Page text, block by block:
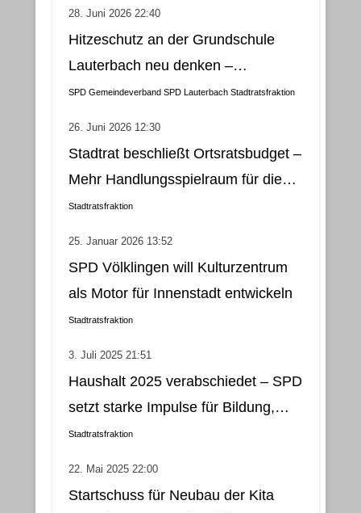
28. Juni 2026 22:40
Hitzeschutz an der Grundschule
Lauterbach neu denken –
Klimatisierung als wirtschaftliche
SPD Gemeindeverband SPD Lauterbach Stadtratsfraktion
26. Juni 2026 12:30
Stadtrat beschließt Ortsratsbudget –
Mehr Handlungsspielraum für die
Gemeindebezirke
Stadtratsfraktion
25. Januar 2026 13:52
SPD Völklingen will Kulturzentrum
als Motor für Innenstadt entwickeln
Stadtratsfraktion
3. Juli 2025 21:51
Haushalt 2025 verabschiedet – SPD
setzt starke Impulse für Bildung,
soziale Gerechtigkeit, Stadtteilleben
Stadtratsfraktion
22. Mai 2025 22:00
Startschuss für Neubau der Kita